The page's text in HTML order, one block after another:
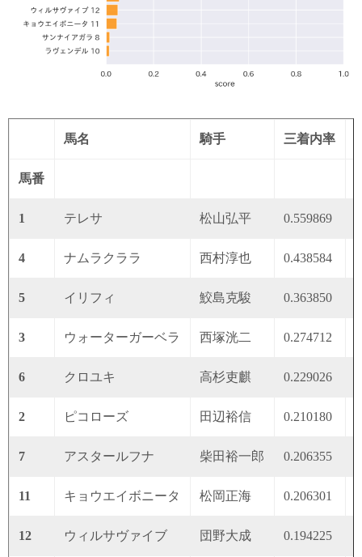
馬名 騎手 三着内率
馬番
1 テレサ 松山弘平 0.559869
4 ナムラクララ 西村淳也 0.438584
5 イリフィ 鮫島克駿 0.363850
3 ウォーターガーベラ 西塚洸二 0.274712
6 クロユキ 高杉吏麒 0.229026
2 ピコローズ 田辺裕信 0.210180
7 アスタールフナ 柴田裕一郎 0.206355
11 キョウエイボニータ 松岡正海 0.206301
12 ウィルサヴァイブ 団野大成 0.194225